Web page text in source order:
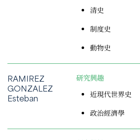
清史
制度史
動物史
RAMIREZ
GONZALEZ
Esteban
研究興趣
近現代世界史
政治經濟學